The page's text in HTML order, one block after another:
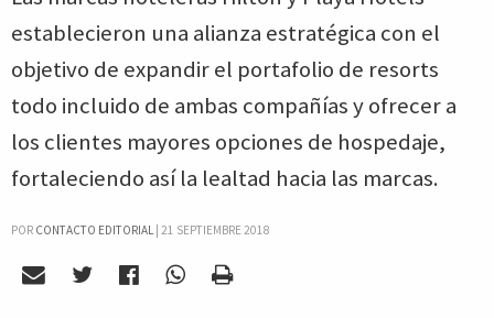
establecieron una alianza estratégica con el
objetivo de expandir el portafolio de resorts
todo incluido de ambas compañías y ofrecer a
los clientes mayores opciones de hospedaje,
fortaleciendo así la lealtad hacia las marcas.
POR CONTACTO EDITORIAL| 21 SEPTIEMBRE 2018